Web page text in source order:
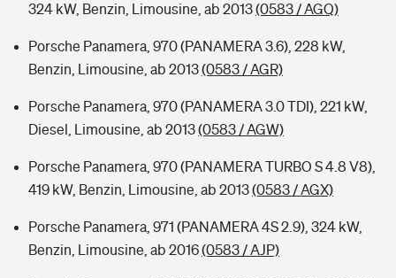
324 kW, Benzin, Limousine, ab 2013(0583 / AGQ)
Porsche Panamera, 970 (PANAMERA 3.6), 228 kW,
Benzin, Limousine, ab 2013(0583 / AGR)
Porsche Panamera, 970 (PANAMERA 3.0 TDI), 221 kW,
Diesel, Limousine, ab 2013(0583 / AGW)
Porsche Panamera, 970 (PANAMERA TURBO S 4.8 V8),
419 kW, Benzin, Limousine, ab 2013(0583 / AGX)
Porsche Panamera, 971 (PANAMERA 4S 2.9), 324 kW,
Benzin, Limousine, ab 2016(0583 / AJP)